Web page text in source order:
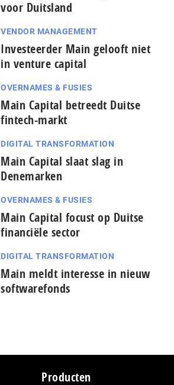
voor Duitsland
VENDOR MANAGEMENT
Investeerder Main gelooft niet
in venture capital
OVERNAMES & FUSIES
Main Capital betreedt Duitse
fintech-markt
DIGITAL TRANSFORMATION
Main Capital slaat slag in
Denemarken
OVERNAMES & FUSIES
Main Capital focust op Duitse
financiële sector
DIGITAL TRANSFORMATION
Main meldt interesse in nieuw
softwarefonds
Producten